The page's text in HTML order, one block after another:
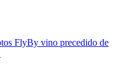
FlyBy vino precedido de